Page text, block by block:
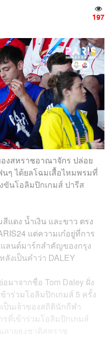
197
งสหราชอาณาจักร ปล่อย
ๆ ได้ยลโฉมเสื้อไหมพรมที่
ขันโอลิมปิกเกมส์ ปารีส
แดง น้ำเงิน และขาว ตรง
แต่ความเก๋อยู่ที่การ
ลนด์มาร์กสำคัญของกรุง
ลังเป็นคำว่า DALEY
มาจากชื่อ Tom Daley ฝั่ง
าร่วมโอลิมปิกเกมส์ 5 ครั้ง
ป็นเจ้าของสถิตินักกีฬา
ที่เข้าร่วมโอลิมปิกเกมส์
ลายธงชาติสหราช